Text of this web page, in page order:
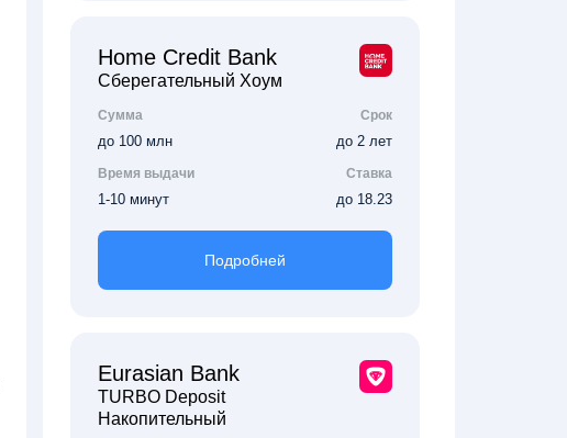
Home Credit Bank
Сберегательный Хоум
Сумма Срок
до 100 млн до 2 лет
Время выдачи Ставка
1-10 минут до 18.23
Подробней
Eurasian Bank
TURBO Deposit
Накопительный